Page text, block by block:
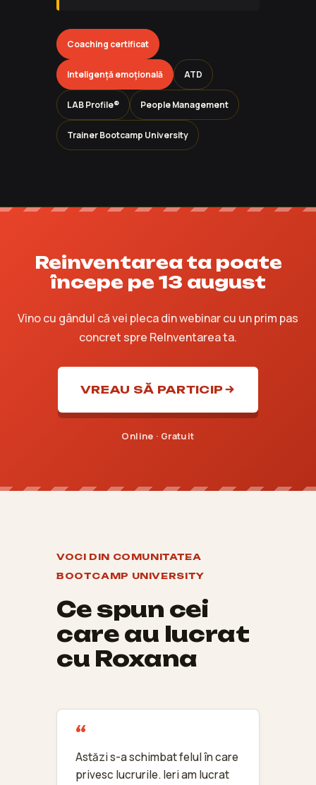
Coaching certificat
Inteligență emoțională ATD
LAB Profile® People Management
Trainer Bootcamp University
Reinventarea ta poate
începe pe 13 august
Vino cu gândul că vei pleca din webinar cu un prim pas
concret spre ReInventarea ta.
VREAU SĂ PARTICIP
Online · Gratuit
VOCI DIN COMUNITATEA
BOOTCAMP UNIVERSITY
Ce spun cei
care au lucrat
cu Roxana
Astăzi s-a schimbat felul în care
privesc lucrurile. Ieri am lucrat